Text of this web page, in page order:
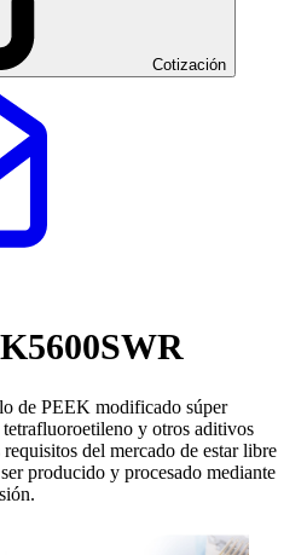
Cotización
de PEEK modificado súper
tetrafluoroetileno y otros aditivos
del mercado de estar libre
producido y procesado mediante